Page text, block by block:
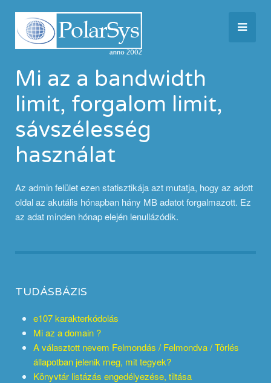
Mi az a bandwidth
limit, forgalom limit,
sávszélesség
használat
Az admin felület ezen statisztikája azt mutatja, hogy az adott
oldal az akutális hónapban hány MB adatot forgalmazott. Ez
az adat minden hónap elején lenullázódik.
TUDÁSBÁZIS
e107 karakterkódolás
Mi az a domain ?
A választott nevem Felmondás / Felmondva / Törlés
állapotban jelenik meg, mit tegyek?
Könyvtár listázás engedélyezése, tiltása